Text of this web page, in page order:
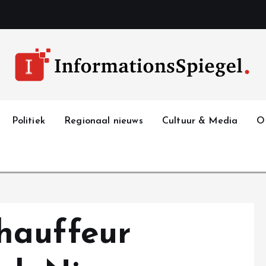
Politiek Regionaal nieuws Cultuur & Media